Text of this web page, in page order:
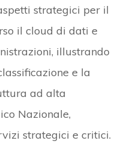
strategici per il
il cloud di dati e
illustrando
e la
ad alta
Nazionale,
strategici e critici.